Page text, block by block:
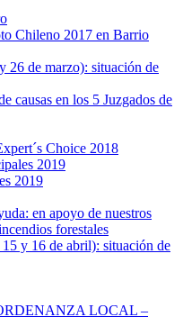
Chileno 2017 en Barrio
26 de marzo): situación de
causas en los 5 Juzgados de
Choice 2018
2019
2019
en apoyo de nuestros
forestales
y 16 de abril): situación de
LOCAL –